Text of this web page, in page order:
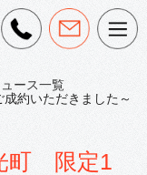
ース一覧
約いただきました～
町 限定1